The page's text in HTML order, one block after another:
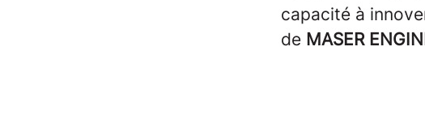
capacité à
de MASER